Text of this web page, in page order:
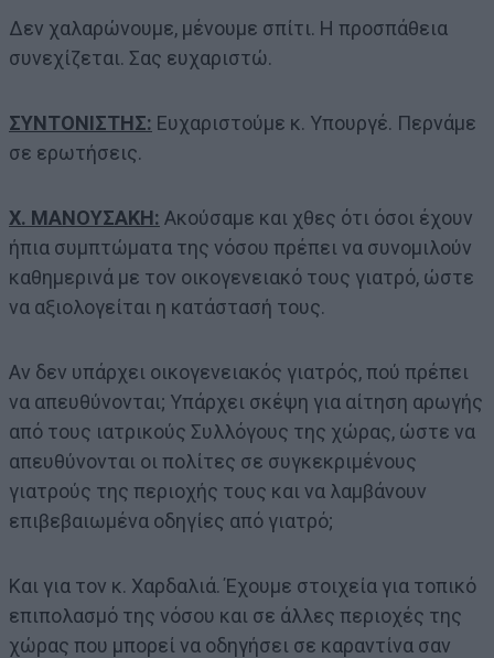
Δεν χαλαρώνουμε, μένουμε σπίτι. Η προσπάθεια
συνεχίζεται. Σας ευχαριστώ.
ΣΥΝΤΟΝΙΣΤΗΣ: Ευχαριστούμε κ. Υπουργέ. Περνάμε
σε ερωτήσεις.
Χ. ΜΑΝΟΥΣΑΚΗ: Ακούσαμε και χθες ότι όσοι έχουν
ήπια συμπτώματα της νόσου πρέπει να συνομιλούν
καθημερινά με τον οικογενειακό τους γιατρό, ώστε
να αξιολογείται η κατάστασή τους.
Αν δεν υπάρχει οικογενειακός γιατρός, πού πρέπει
να απευθύνονται; Υπάρχει σκέψη για αίτηση αρωγής
από τους ιατρικούς Συλλόγους της χώρας, ώστε να
απευθύνονται οι πολίτες σε συγκεκριμένους
γιατρούς της περιοχής τους και να λαμβάνουν
επιβεβαιωμένα οδηγίες από γιατρό;
Και για τον κ. Χαρδαλιά. Έχουμε στοιχεία για τοπικό
επιπολασμό της νόσου και σε άλλες περιοχές της
χώρας που μπορεί να οδηγήσει σε καραντίνα σαν